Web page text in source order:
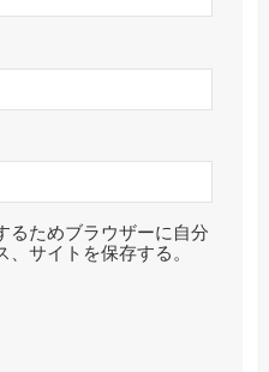
るためブラウザーに自分
サイトを保存する。